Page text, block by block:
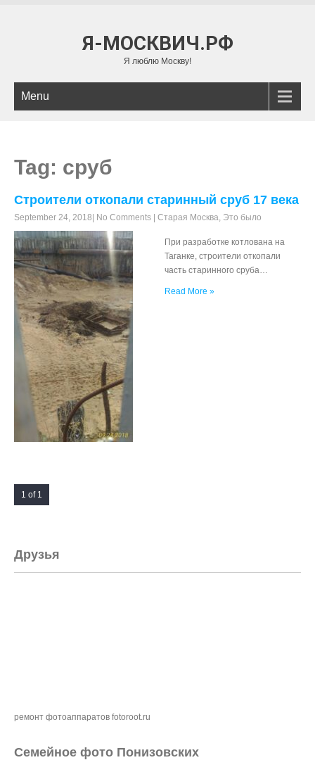
Я-МОСКВИЧ.РФ
Я люблю Москву!
Menu
Tag: сруб
Строители откопали старинный сруб 17 века
September 24, 2018 No Comments Старая Москва, Это было
При разработке котлована на
Таганке, строители откопали
часть старинного сруба…
Read More »
1 of 1
Друзья
ремонт фотоаппаратов fotoroot.ru
Семейное фото Понизовских